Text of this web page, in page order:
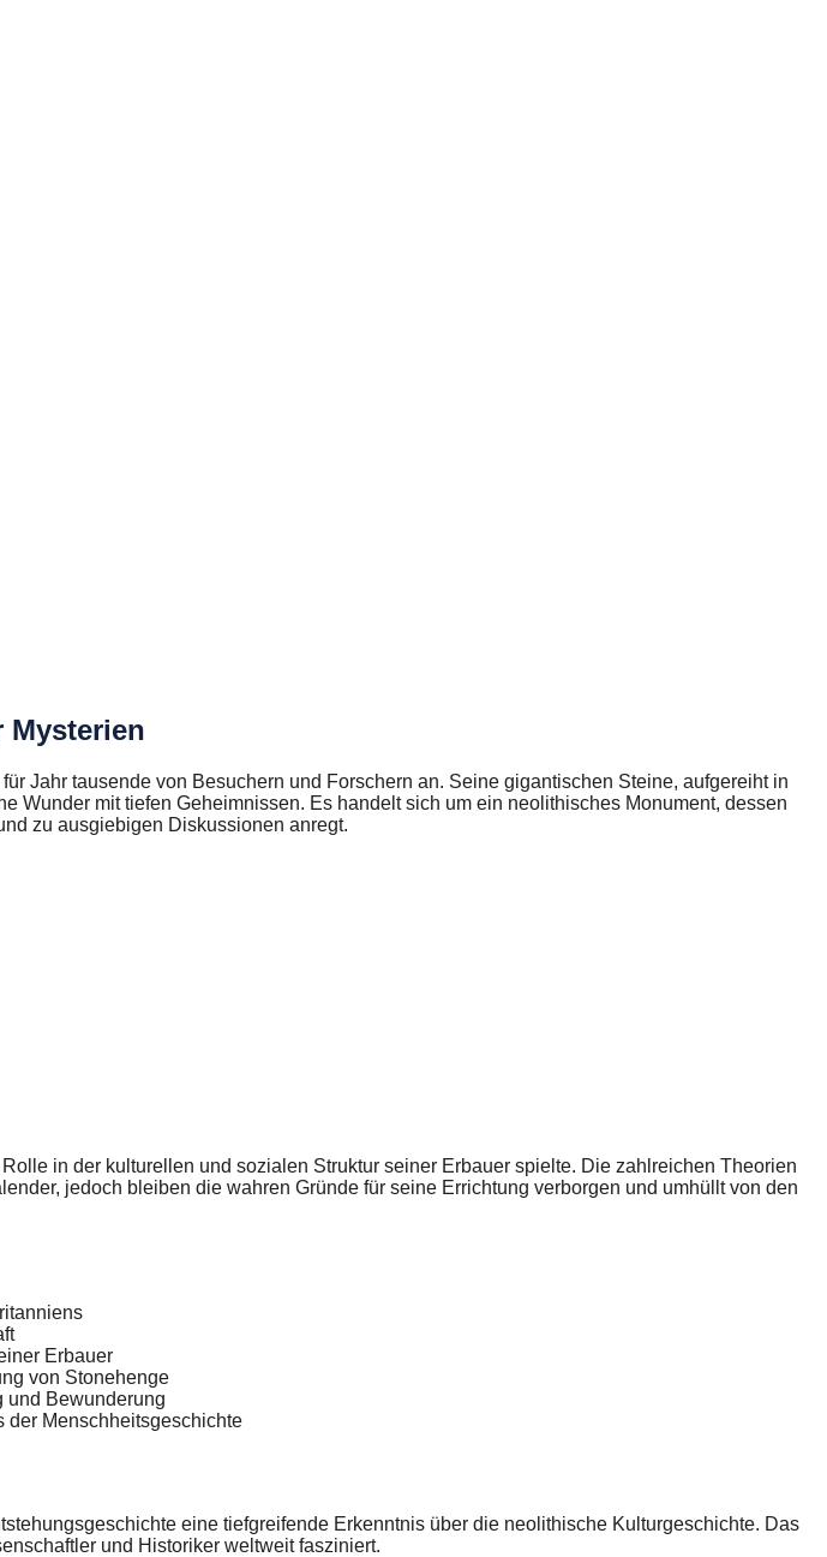
Mysterien
Jahr tausende von Besuchern und Forschern an. Seine gigantischen Steine, aufgereiht in
mit tiefen Geheimnissen. Es handelt sich um ein neolithisches Monument, dessen
zu ausgiebigen Diskussionen anregt.
in der kulturellen und sozialen Struktur seiner Erbauer spielte. Die zahlreichen Theorien
jedoch bleiben die wahren Gründe für seine Errichtung verborgen und umhüllt von den
Erbauer
von Stonehenge
und Bewunderung
der Menschheitsgeschichte
eine tiefgreifende Erkenntnis über die neolithische Kulturgeschichte. Das
und Historiker weltweit fasziniert.